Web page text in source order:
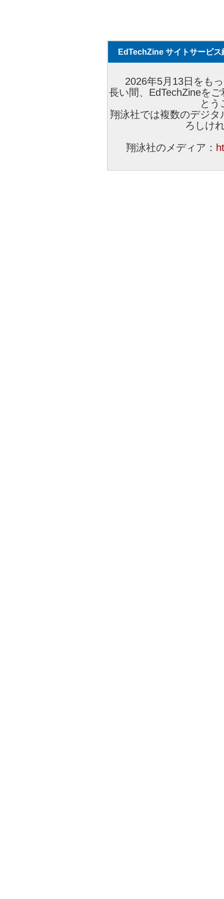
EdTechZine サイトサービス
2026年5月13日をも
長い間、EdTechZineを
とう
翔泳社では複数のデジ
ろしけ
翔泳社のメディア：